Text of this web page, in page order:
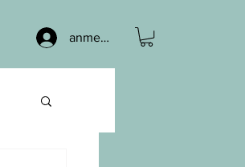
anmelden